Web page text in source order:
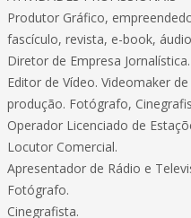
Produtor Gráfico,
fascículo, revista, e-book,
Diretor de Empresa
Editor de Vídeo. Videomaker
produção. Fotógrafo,
Operador Licenciado de
Locutor Comercial.
Apresentador de Rádio e
Fotógrafo.
Cinegrafista.